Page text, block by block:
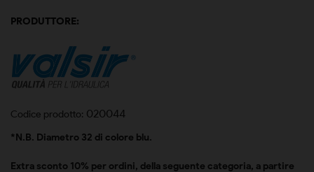
PRODUTTORE:
Codice prodotto: 020044
*N.B. Diametro 32 di colore blu.
Extra sconto 10% per ordini, della seguente categoria, a partire